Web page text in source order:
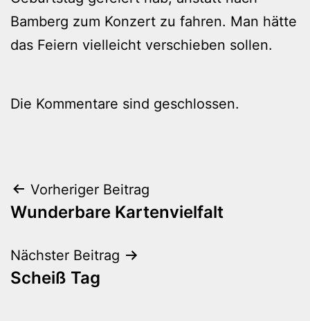
Bamberg zum Konzert zu fahren. Man hätte
das Feiern vielleicht verschieben sollen.
Die Kommentare sind geschlossen.
Beitragsnavigation
Vorheriger Beitrag
Wunderbare Kartenvielfalt
Nächster Beitrag
Scheiß Tag